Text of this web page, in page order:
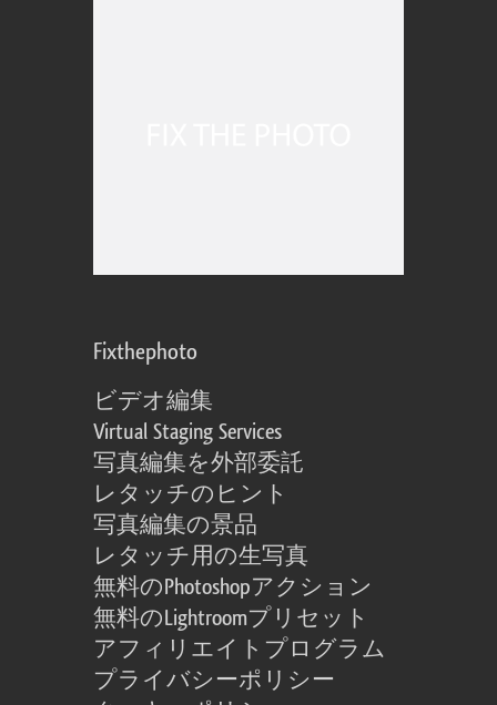
Fixthephoto
ビデオ編集
Virtual Staging Services
写真編集を外部委託
レタッチのヒント
写真編集の景品
レタッチ用の生写真
無料のPhotoshopアクション
無料のLightroomプリセット
アフィリエイトプログラム
プライバシーポリシー